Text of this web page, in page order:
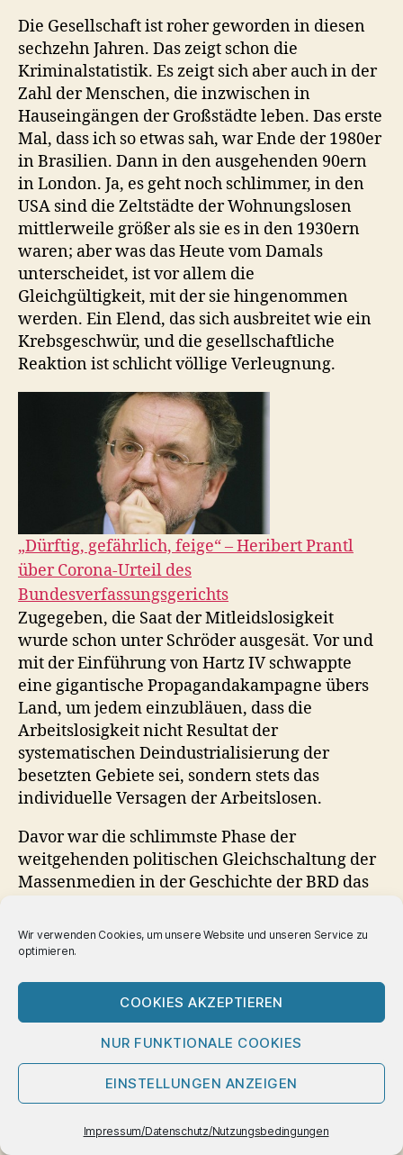
Wir verwenden Cookies, um unsere Website und unseren Service zu
optimieren.
COOKIES AKZEPTIEREN
NUR FUNKTIONALE COOKIES
EINSTELLUNGEN ANZEIGEN
Impressum/Datenschutz/Nutzungsbedingungen
Die Gesellschaft ist roher geworden in diesen
sechzehn Jahren. Das zeigt schon die
Kriminalstatistik. Es zeigt sich aber auch in der
Zahl der Menschen, die inzwischen in
Hauseingängen der Großstädte leben. Das erste
Mal, dass ich so etwas sah, war Ende der 1980er
in Brasilien. Dann in den ausgehenden 90ern
in London. Ja, es geht noch schlimmer, in den
USA sind die Zeltstädte der Wohnungslosen
mittlerweile größer als sie es in den 1930ern
waren; aber was das Heute vom Damals
unterscheidet, ist vor allem die
Gleichgültigkeit, mit der sie hingenommen
werden. Ein Elend, das sich ausbreitet wie ein
Krebsgeschwür, und die gesellschaftliche
Reaktion ist schlicht völlige Verleugnung.
„Dürftig, gefährlich, feige“ – Heribert Prantl
über Corona-Urteil des
Bundesverfassungsgerichts
Zugegeben, die Saat der Mitleidslosigkeit
wurde schon unter Schröder ausgesät. Vor und
mit der Einführung von Hartz IV schwappte
eine gigantische Propagandakampagne übers
Land, um jedem einzubläuen, dass die
Arbeitslosigkeit nicht Resultat der
systematischen Deindustrialisierung der
besetzten Gebiete sei, sondern stets das
individuelle Versagen der Arbeitslosen.
Davor war die schlimmste Phase der
weitgehenden politischen Gleichschaltung der
Massenmedien in der Geschichte der BRD das
bekannt ist – der Herbst 1977 mit einer Welle
von Sicherheitsgesetzen und Terrorhysterie.
dauerhafte Seelenmassage des Publikums fest
etabliert, und spätestens seit 2014 jagt eine
Kampagne die andere.
Divide et impera – teile und herrsche, lautet
eine alte Herrschaftsregel aus dem römischen
Reich. Das ist, was unter dem Pastoralen liegt,